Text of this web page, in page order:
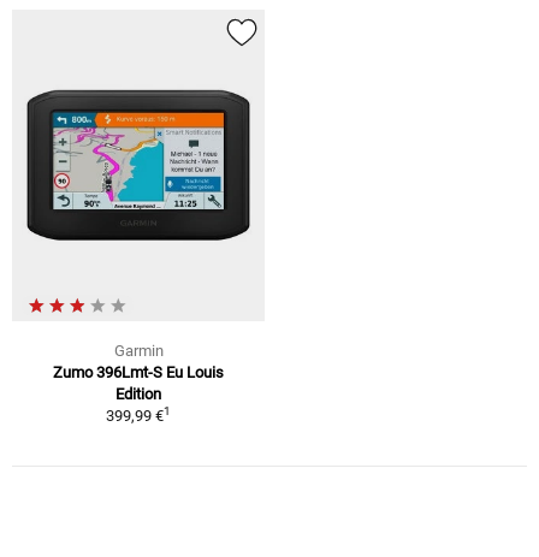
Garmin
Zumo 396Lmt-S Eu Louis
Edition
399,99 €1